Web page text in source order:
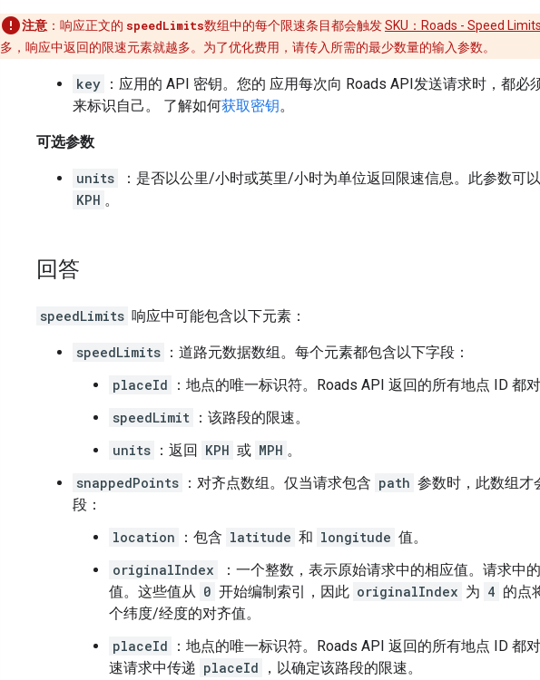
注意 ：响应正文的 speedLimits数组中的每个限速条目都会触发SKU：Roads - Speed Limits
多，响应中返回的限速元素就越多。为了优化费用，请传入所需的最少数量的输入参数。
key ：应用的 API 密钥。您的 应用每次向 Roads API发送请求时，都必
来标识自己。 了解如何获取密钥。
可选参数
units ：是否以公里/小时或英里/小时为单位返回限速信息。此参数可
KPH 。
回答
speedLimits 响应中可能包含以下元素：
speedLimits ：道路元数据数组。每个元素都包含以下字段：
placeId
：地点的唯一标识符。Roads API 返回的所有地点 ID 都对
speedLimit ：该路段的限速。
units ：返回 KPH 或 MPH 。
snappedPoints ：对齐点数组。仅当请求包含 path 参数时，此数组才
段：
location
：包含 latitude 和 longitude 值。
originalIndex
：一个整数，表示原始请求中的相应值。请求中
值。这些值从 0 开始编制索引，因此 originalIndex 为 4 的点
个纬度/经度的对齐值。
placeId
：地点的唯一标识符。Roads API 返回的所有地点 ID 都对
速请求中传递 placeId
，以确定该路段的限速。